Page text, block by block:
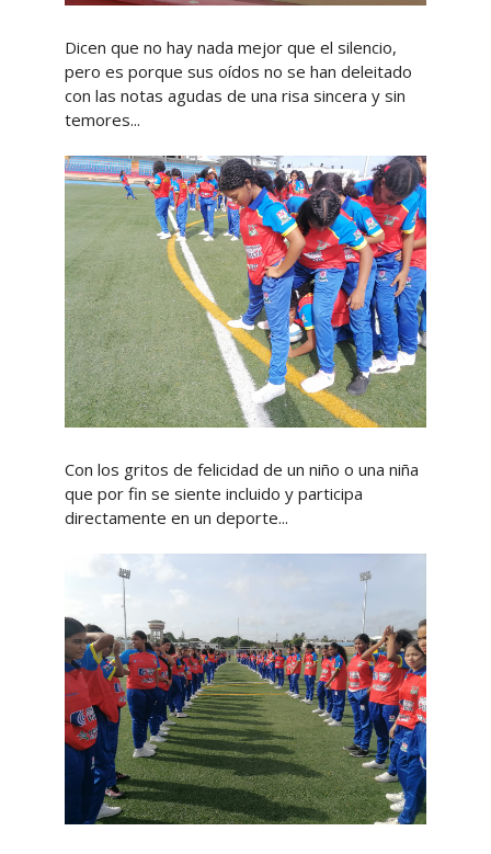
Dicen que no hay nada mejor que el silencio,
pero es porque sus oídos no se han deleitado
con las notas agudas de una risa sincera y sin
temores...
Con los gritos de felicidad de un niño o una niña
que por fin se siente incluido y participa
directamente en un deporte...